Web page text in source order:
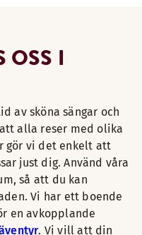
OSS I
av sköna sängar och
alla reser med olika
gör vi det enkelt att
just dig. Använd våra
så att du kan
Vi har ett boende
en avkopplande
. Vi vill att din